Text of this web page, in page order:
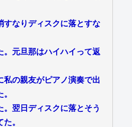
すなりディスクに落とすな
。元旦那はハイハイって返
私の親友がピアノ演奏で出
。翌日ディスクに落とそう
。